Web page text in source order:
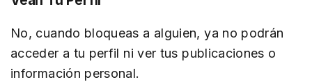
No, cuando bloqueas a alguien, ya no podrán
acceder a tu perfil ni ver tus publicaciones o
información personal.